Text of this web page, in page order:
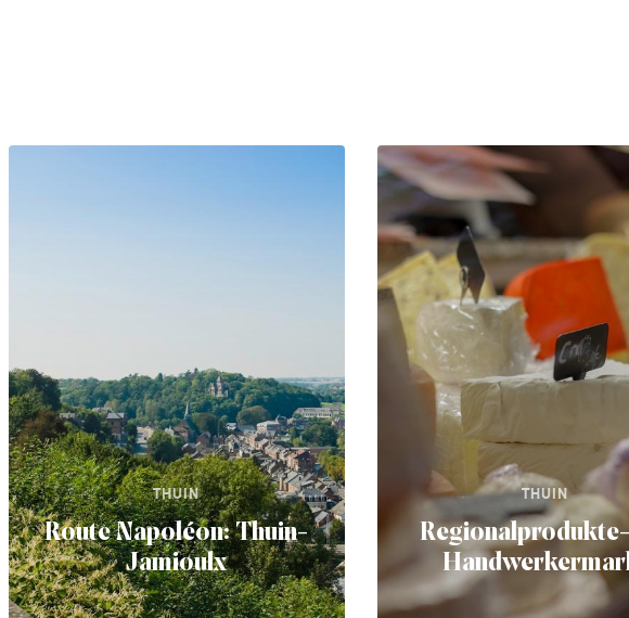
THUIN
Route Napoléon: Thuin-
Jamioulx
THUIN